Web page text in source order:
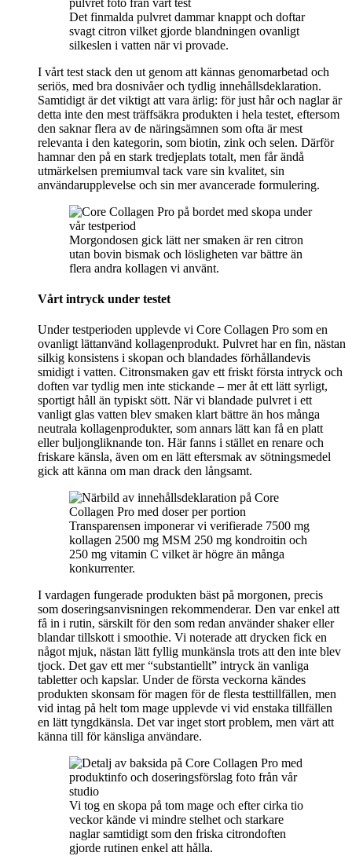
Det finmalda pulvret dammar knappt och doftar
svagt citron vilket gjorde blandningen ovanligt
silkeslen i vatten när vi provade.
I vårt test stack den ut genom att kännas genomarbetad och
seriös, med bra dosnivåer och tydlig innehållsdeklaration.
Samtidigt är det viktigt att vara ärlig: för just hår och naglar är
detta inte den mest träffsäkra produkten i hela testet, eftersom
den saknar flera av de näringsämnen som ofta är mest
relevanta i den kategorin, som biotin, zink och selen. Därför
hamnar den på en stark tredjeplats totalt, men får ändå
utmärkelsen premiumval tack vare sin kvalitet, sin
användarupplevelse och sin mer avancerade formulering.
Morgondosen gick lätt ner smaken är ren citron
utan bovin bismak och lösligheten var bättre än
flera andra kollagen vi använt.
Vårt intryck under testet
Under testperioden upplevde vi Core Collagen Pro som en
ovanligt lättanvänd kollagenprodukt. Pulvret har en fin, nästan
silkig konsistens i skopan och blandades förhållandevis
smidigt i vatten. Citronsmaken gav ett friskt första intryck och
doften var tydlig men inte stickande – mer åt ett lätt syrligt,
sportigt håll än typiskt sött. När vi blandade pulvret i ett
vanligt glas vatten blev smaken klart bättre än hos många
neutrala kollagenprodukter, som annars lätt kan få en platt
eller buljongliknande ton. Här fanns i stället en renare och
friskare känsla, även om en lätt eftersmak av sötningsmedel
gick att känna om man drack den långsamt.
Transparensen imponerar vi verifierade 7500 mg
kollagen 2500 mg MSM 250 mg kondroitin och
250 mg vitamin C vilket är högre än många
konkurrenter.
I vardagen fungerade produkten bäst på morgonen, precis
som doseringsanvisningen rekommenderar. Den var enkel att
få in i rutin, särskilt för den som redan använder shaker eller
blandar tillskott i smoothie. Vi noterade att drycken fick en
något mjuk, nästan lätt fyllig munkänsla trots att den inte blev
tjock. Det gav ett mer “substantiellt” intryck än vanliga
tabletter och kapslar. Under de första veckorna kändes
produkten skonsam för magen för de flesta testtillfällen, men
vid intag på helt tom mage upplevde vi vid enstaka tillfällen
en lätt tyngdkänsla. Det var inget stort problem, men värt att
känna till för känsliga användare.
Vi tog en skopa på tom mage och efter cirka tio
veckor kände vi mindre stelhet och starkare
naglar samtidigt som den friska citrondoften
gjorde rutinen enkel att hålla.